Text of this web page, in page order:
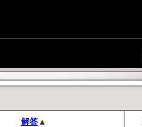
解答▲